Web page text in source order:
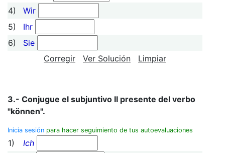
4)
Wir
5)
Ihr
6)
Sie
Corregir
Ver Solución Limpiar
3.- Conjugue el subjuntivo II presente del verbo
"können".
Inicia sesión para hacer seguimiento de tus autoevaluaciones
1)
Ich